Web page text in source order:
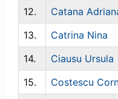
12.
Catana
13.
Catrina Nina
14.
Ciausu Ursula
15.
Costescu